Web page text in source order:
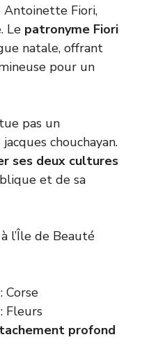
Antoinette Fiori,
Le patronyme Fiori
natale, offrant
pour un
pas un
chouchayan.
ses deux cultures
et de sa
l’Île de Beauté
Corse
Fleurs
profond